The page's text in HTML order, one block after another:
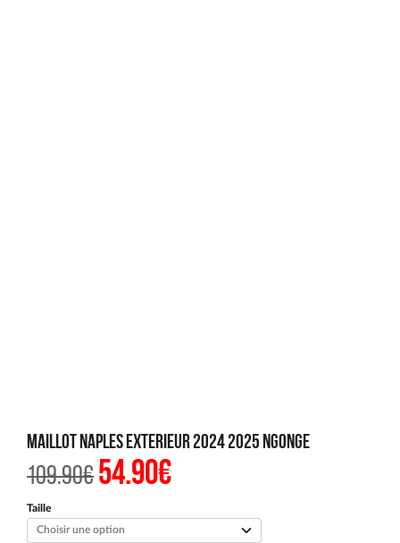
Maillot Naples Exterieur 2024 2025 Ngonge
109.90€Le
prix
était :
109.90€.
54.90€Le
prix
est :
54.90€.
Taille